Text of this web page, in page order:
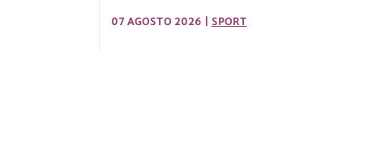
07 AGOSTO 2026 SPORT